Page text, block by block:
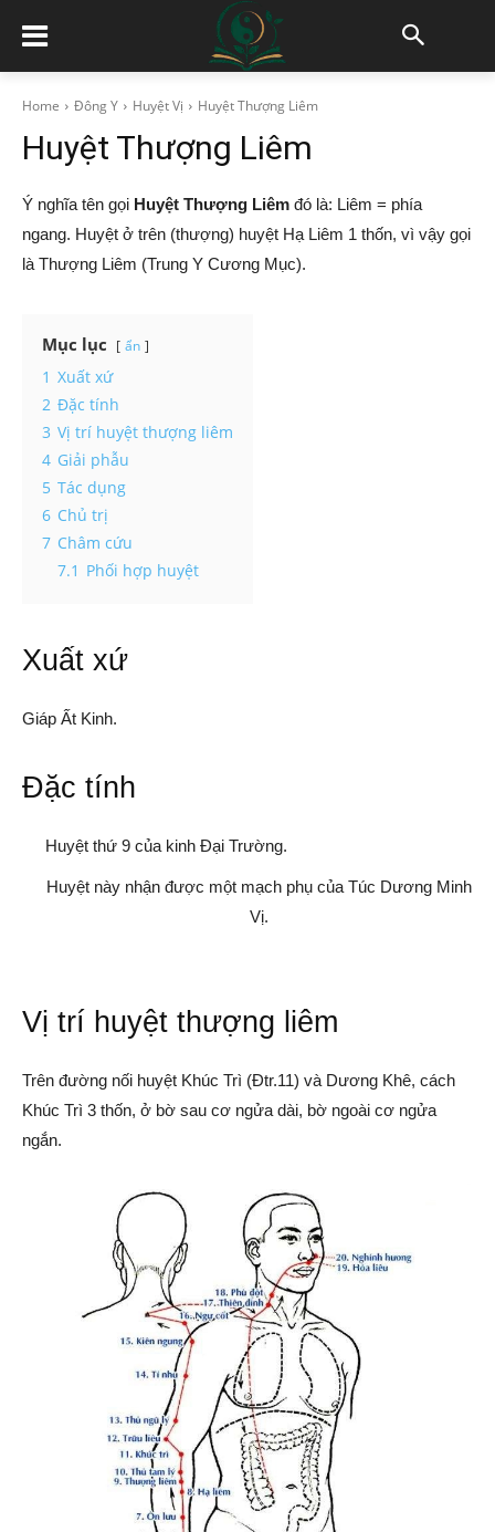
Home Đông Y Huyệt Vị Huyệt Thượng Liêm
Huyệt Thượng Liêm
Ý nghĩa tên gọi Huyệt Thượng Liêm đó là: Liêm = phía
ngang. Huyệt ở trên (thượng) huyệt Hạ Liêm 1 thốn, vì vậy gọi
là Thượng Liêm (Trung Y Cương Mục).
Mục lục ẩn
1 Xuất xứ
2 Đặc tính
3 Vị trí huyệt thượng liêm
4 Giải phẫu
5 Tác dụng
6 Chủ trị
7 Châm cứu
7.1 Phối hợp huyệt
Xuất xứ
Giáp Ất Kinh.
Đặc tính
Huyệt thứ 9 của kinh Đại Trường.
Huyệt này nhận được một mạch phụ của Túc Dương Minh
Vị.
Vị trí huyệt thượng liêm
Trên đường nối huyệt Khúc Trì (Đtr.11) và Dương Khê, cách
Khúc Trì 3 thốn, ở bờ sau cơ ngửa dài, bờ ngoài cơ ngửa
ngắn.